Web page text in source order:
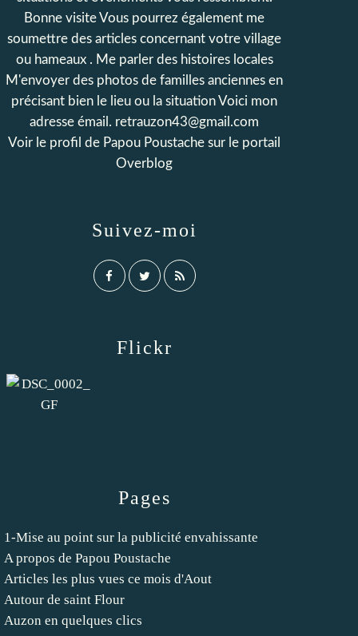
Pages
1-Mise au point sur la publicité envahissante
A propos de Papou Poustache
Articles les plus vues ce mois d'Aout
Autour de saint Flour
Auzon en quelques clics
Bonne visite Vous pourrez également me
soumettre des articles concernant votre village
ou hameaux . Me parler des histoires locales
M'envoyer des photos de familles anciennes en
précisant bien le lieu ou la situation Voici mon
adresse émail. retrauzon43@gmail.com
Voir le profil de Papou Poustache sur le portail
Overblog
Suivez-moi
Flickr